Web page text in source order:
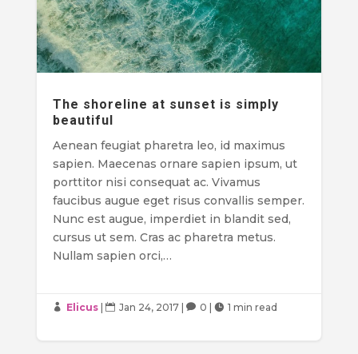
The shoreline at sunset is simply
beautiful
Aenean feugiat pharetra leo, id maximus
sapien. Maecenas ornare sapien ipsum, ut
porttitor nisi consequat ac. Vivamus
faucibus augue eget risus convallis semper.
Nunc est augue, imperdiet in blandit sed,
cursus ut sem. Cras ac pharetra metus.
Nullam sapien orci,…
 Elicus|  Jan 24, 2017|  0  1 min read